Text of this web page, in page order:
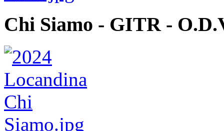
Chi Siamo - GITR -